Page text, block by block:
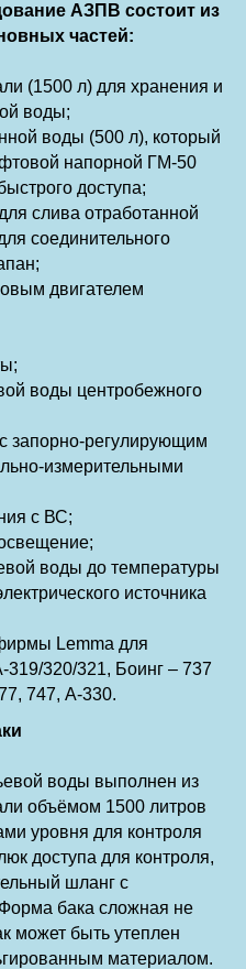
АЗПВ состоит из
частей:
(1500 л) для хранения и
воды;
воды (500 л), который
напорной ГМ-50
доступа;
слива отработанной
соединительного
двигателем
воды центробежного
запорно-регулирующим
измерительными
с ВС;
воды до температуры
источника
Lemma для
320/321, Боинг – 737
747, А-330.
воды выполнен из
объёмом 1500 литров
уровня для контроля
доступа для контроля,
шланг с
бака сложная не
может быть утеплен
материалом.